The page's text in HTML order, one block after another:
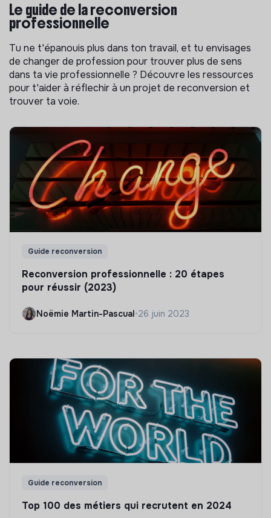
Le guide de la reconversion
professionnelle
Tu ne t'épanouis plus dans ton travail, et tu envisages
de changer de profession pour trouver plus de sens
dans ta vie professionnelle ? Découvre les ressources
pour t'aider à réflechir à un projet de reconversion et
trouver ta voie.
Guide reconversion
Reconversion professionnelle : 20 étapes
pour réussir (2023)
Noëmie Martin-Pascual•26 juin 2023
Guide reconversion
Top 100 des métiers qui recrutent en 2024